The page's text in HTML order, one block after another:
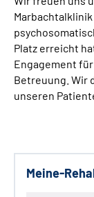
Platz erreicht
Engagement
Betreuung. Wir
unseren
Meine-